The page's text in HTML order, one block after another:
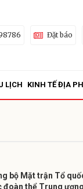
Đặt báo
LỊCH KINH TẾ ĐỊA
bộ Mặt trận Tổ
đoàn thể Trung